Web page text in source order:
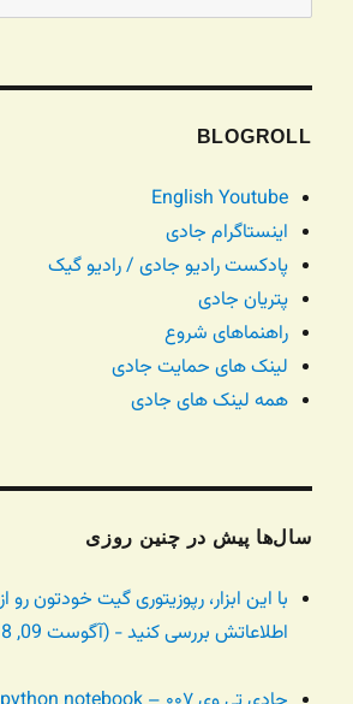
BLOGROLL
English Youtube
اینستاگرام جادی
پادکست رادیو جادی / رادیو گیک
پتریان جادی
راهنماهای شروع
لینک های حمایت جادی
همه لینک های جادی
سال‌ها پیش در چنین روزی
با این ابزار، رپوزیتوری گیت خودتون رو
اطلاعاتش بررسی کنید - (آگوست 09, 2018)